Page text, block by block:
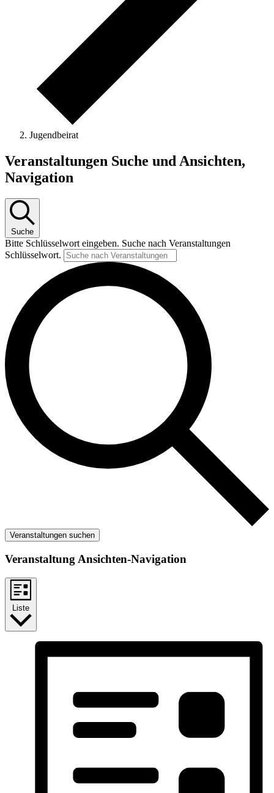
Jugendbeirat
Veranstaltungen
Veranstaltungen Suche und Ansichten,
Navigation
Suche
Bitte Schlüsselwort eingeben. Suche nach Veranstaltungen
Schlüsselwort.
Veranstaltungen suchen
Veranstaltung Ansichten-Navigation
Liste